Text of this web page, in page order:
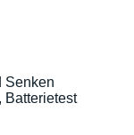
Senken
Batterietest